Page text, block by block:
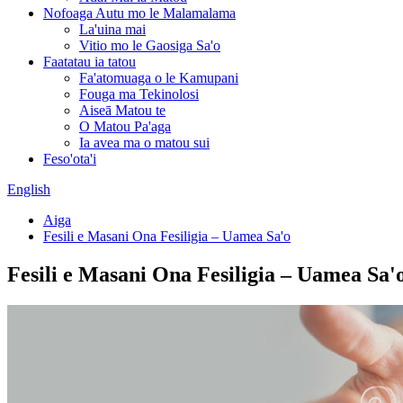
Nofoaga Autu mo le Malamalama
La'uina mai
Vitio mo le Gaosiga Sa'o
Faatatau ia tatou
Fa'atomuaga o le Kamupani
Fouga ma Tekinolosi
Aiseā Matou te
O Matou Pa'aga
Ia avea ma o matou sui
Feso'ota'i
English
Aiga
Fesili e Masani Ona Fesiligia – Uamea Sa'o
Fesili e Masani Ona Fesiligia – Uamea